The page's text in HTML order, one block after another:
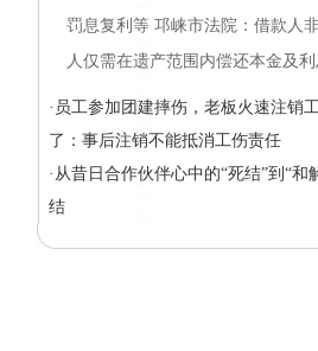
罚息复利等 邛崃市法院：借款人
人仅需在遗产范围内偿还本金及利
·员工参加团建摔伤，老板火速注销
了：事后注销不能抵消工伤责任
·从昔日合作伙伴心中的“死结”到“和
结